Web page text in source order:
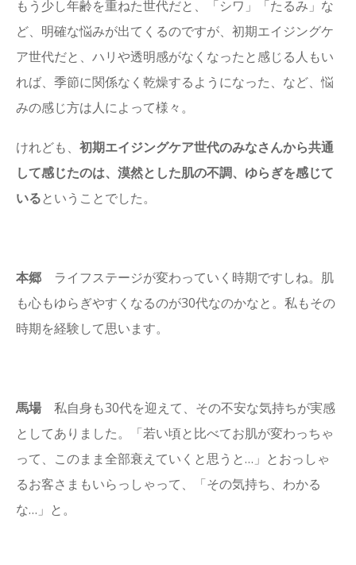
もう少し年齢を重ねた世代だと、「シワ」「たるみ」な
ど、明確な悩みが出てくるのですが、初期エイジングケ
ア世代だと、ハリや透明感がなくなったと感じる人もい
れば、季節に関係なく乾燥するようになった、など、悩
みの感じ方は人によって様々。
けれども、 初期エイジングケア世代のみなさんから共通
して感じたのは、漠然とした肌の不調、ゆらぎを感じて
いるということでした。
本郷 ライフステージが変わっていく時期ですしね。肌
も心もゆらぎやすくなるのが30代なのかなと。私もその
時期を経験して思います。
馬場 私自身も30代を迎えて、その不安な気持ちが実感
としてありました。「若い頃と比べてお肌が変わっちゃ
って、このまま全部衰えていくと思うと…」とおっしゃ
るお客さまもいらっしゃって、「その気持ち、わかる
な…」と。